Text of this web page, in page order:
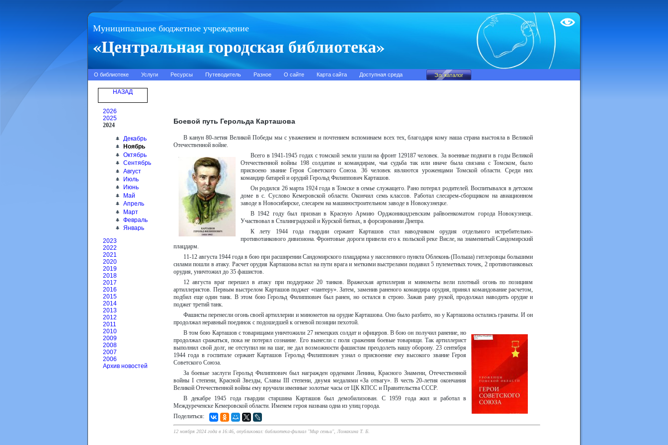
Муниципальное бюджетное учреждение
«Центральная городская библиотека»
Test
О библиотеке Услуги Ресурсы Путеводитель Разное О сайте Карта сайта Доступная среда
НАЗАД
2026
2025
2024
Декабрь
Ноябрь
Октябрь
Сентябрь
Август
Июль
Июнь
Май
Апрель
Март
Февраль
Январь
2023
2022
2021
2020
2019
2018
2017
2016
2015
2014
2013
2012
2011
2010
2009
2008
2007
2006
Архив новостей
Боевой путь Герольда Карташова
В канун 80-летия Великой Победы мы с уважением и почтением вспоминаем всех тех, благодаря кому наша страна выстояла в Великой
Отечественной войне.
Всего в 1941-1945 годах с томской земли ушли на фронт 129187 человек. За военные подвиги в годы Великой
Отечественной войны 198 солдатам и командирам, чья судьба так или иначе была связана с Томском, было
присвоено звание Героя Советского Союза. 36 человек являются уроженцами Томской области. Среди них
командир батарей и орудий Герольд Филиппович Карташов.
Он родился 26 марта 1924 года в Томске в семье служащего. Рано потерял родителей. Воспитывался в детском
доме в с. Суслово Кемеровской области. Окончил семь классов. Работал слесарем-сборщиком на авиационном
заводе в Новосибирске, слесарем на машиностроительном заводе в Новокузнецке.
В 1942 году был призван в Красную Армию Орджоникидзевским райвоенкоматом города Новокузнецк.
Участвовал в Сталинградской и Курской битвах, в форсировании Днепра.
К лету 1944 года гвардии сержант Карташов стал наводчиком орудия отдельного истребительно-
противотанкового дивизиона. Фронтовые дороги привели его к польской реке Висле, на знаменитый Сандомирский
плацдарм.
11-12 августа 1944 года в бою при расширении Сандомирского плацдарма у населенного пункта Облеконь (Польша) гитлеровцы большими
силами пошли в атаку. Расчет орудия Карташова встал на пути врага и меткими выстрелами подавил 5 пулеметных точек, 2 противотанковых
орудия, уничтожил до 35 фашистов.
12 августа враг перешел в атаку при поддержке 20 танков. Вражеская артиллерия и минометы вели плотный огонь по позициям
артиллеристов. Первым выстрелом Карташов поджег «пантеру». Затем, заменив раненого командира орудия, принял командование расчетом,
подбил еще один танк. В этом бою Герольд Филиппович был ранен, но остался в строю. Зажав рану рукой, продолжал наводить орудие и
поджег третий танк.
Фашисты перенесли огонь своей артиллерии и минометов на орудие Карташова. Оно было разбито, но у Карташова остались гранаты. И он
продолжал неравный поединок с подошедшей к огневой позиции пехотой.
В том бою Карташов с товарищами уничтожили 27 немецких солдат и офицеров. В бою он получил ранение, но
продолжал сражаться, пока не потерял сознание. Его вынесли с поля сражения боевые товарищи. Так артиллерист
выполнил свой долг, не отступил ни на шаг, не дал возможности фашистам преодолеть нашу оборону. 23 сентября
1944 года в госпитале сержант Карташов Герольд Филиппович узнал о присвоение ему высокого звание Героя
Советского Союза.
За боевые заслуги Герольд Филиппович был награжден орденами Ленина, Красного Знамени, Отечественной
войны I степени, Красной Звезды, Славы III степени, двумя медалями «За отвагу». В честь 20-летия окончания
Великой Отечественной войны ему вручили именные золотые часы от ЦК КПСС и Правительства СССР.
В декабре 1945 года гвардии старшина Карташов был демобилизован. С 1959 года жил и работал в
Междуреченске Кемеровской области. Именем героя названа одна из улиц города.
Поделиться:
12 ноября 2024 года в 16:46, опубликовал: библиотека-филиал "Мир семьи", Ломакина Т. Б.